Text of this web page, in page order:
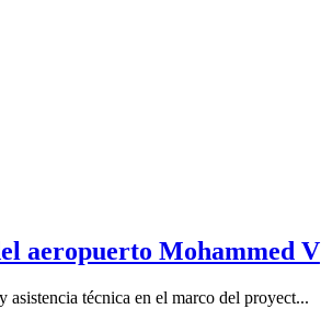
aeropuerto Mohammed V
técnica en el marco del proyect...